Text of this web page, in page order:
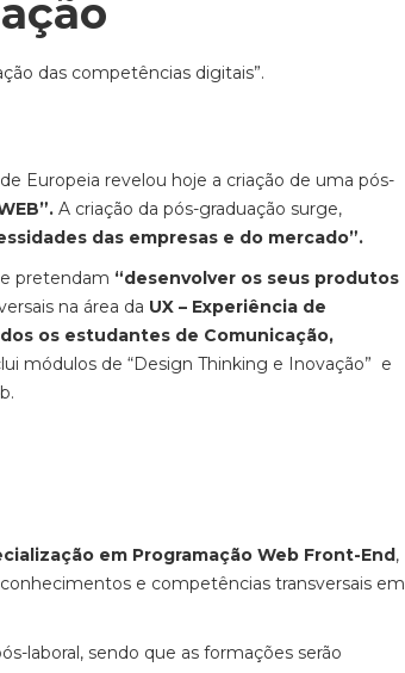
das competências digitais”.
Europeia revelou hoje a criação de uma pós-
A criação da pós-graduação surge,
das empresas e do mercado”.
pretendam “desenvolver os seus produtos
na área da UX – Experiência de
os estudantes de Comunicação,
módulos de “Design Thinking e Inovação” e
em Programação Web Front-End,
e competências transversais em
laboral, sendo que as formações serão